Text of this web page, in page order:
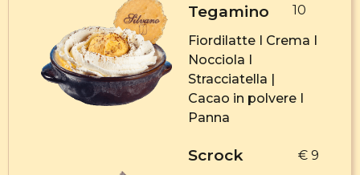
Tegamino
10
Fiordilatte I Crema I
Nocciola I
Stracciatella |
Cacao in polvere I
Panna
Scrock
€ 9